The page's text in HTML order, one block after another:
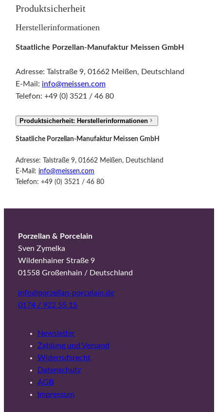
Produktsicherheit
Herstellerinformationen
Staatliche Porzellan-Manufaktur Meissen GmbH
Adresse: Talstraße 9, 01662 Meißen, Deutschland
E-Mail: info@meissen.com
Telefon: +49 (0) 3521 / 46 80
Produktsicherheit: Herstellerinformationen
Staatliche Porzellan-Manufaktur Meissen GmbH
Adresse: Talstraße 9, 01662 Meißen, Deutschland
E-Mail: info@meissen.com
Telefon: +49 (0) 3521 / 46 80
Porzellan & Porcelain
Sven Zymelka
Wildenhainer Straße 9
01558 Großenhain / Deutschland
info@porzellan-porcelain.de
0174 / 922 55 15
Newsletter
Zahlung und Versand
Widerrufsrecht
Datenschutz
AGB
Impressum